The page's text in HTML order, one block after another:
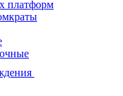
платформ